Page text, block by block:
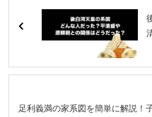
足利義満の家系図を簡単に解説！